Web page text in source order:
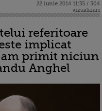
22 iunie 2014 11:35 / 304
vizualizari
referitoare
implicat
am primit niciun
Anghel